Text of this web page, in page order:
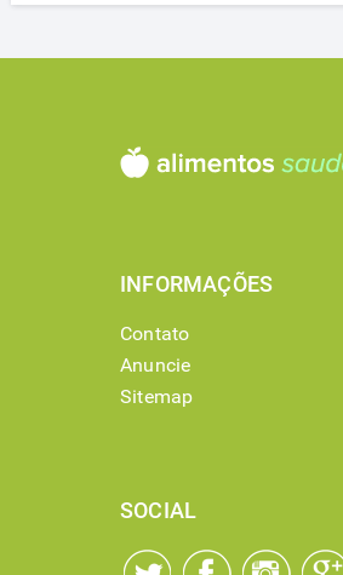
INFORMAÇÕES
Contato
Anuncie
Sitemap
SOCIAL